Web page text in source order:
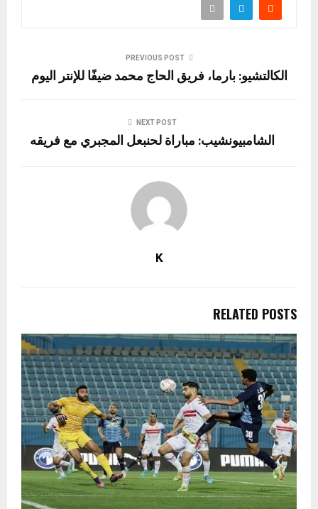
PREVIOUS POST
الكالتشيو: بارما، فريق الحاج محمد ضيفًا للإنتر اليوم
NEXT POST
الشامبيونشيب: مباراة لحنبعل المجبري مع فريقه
K
RELATED POSTS